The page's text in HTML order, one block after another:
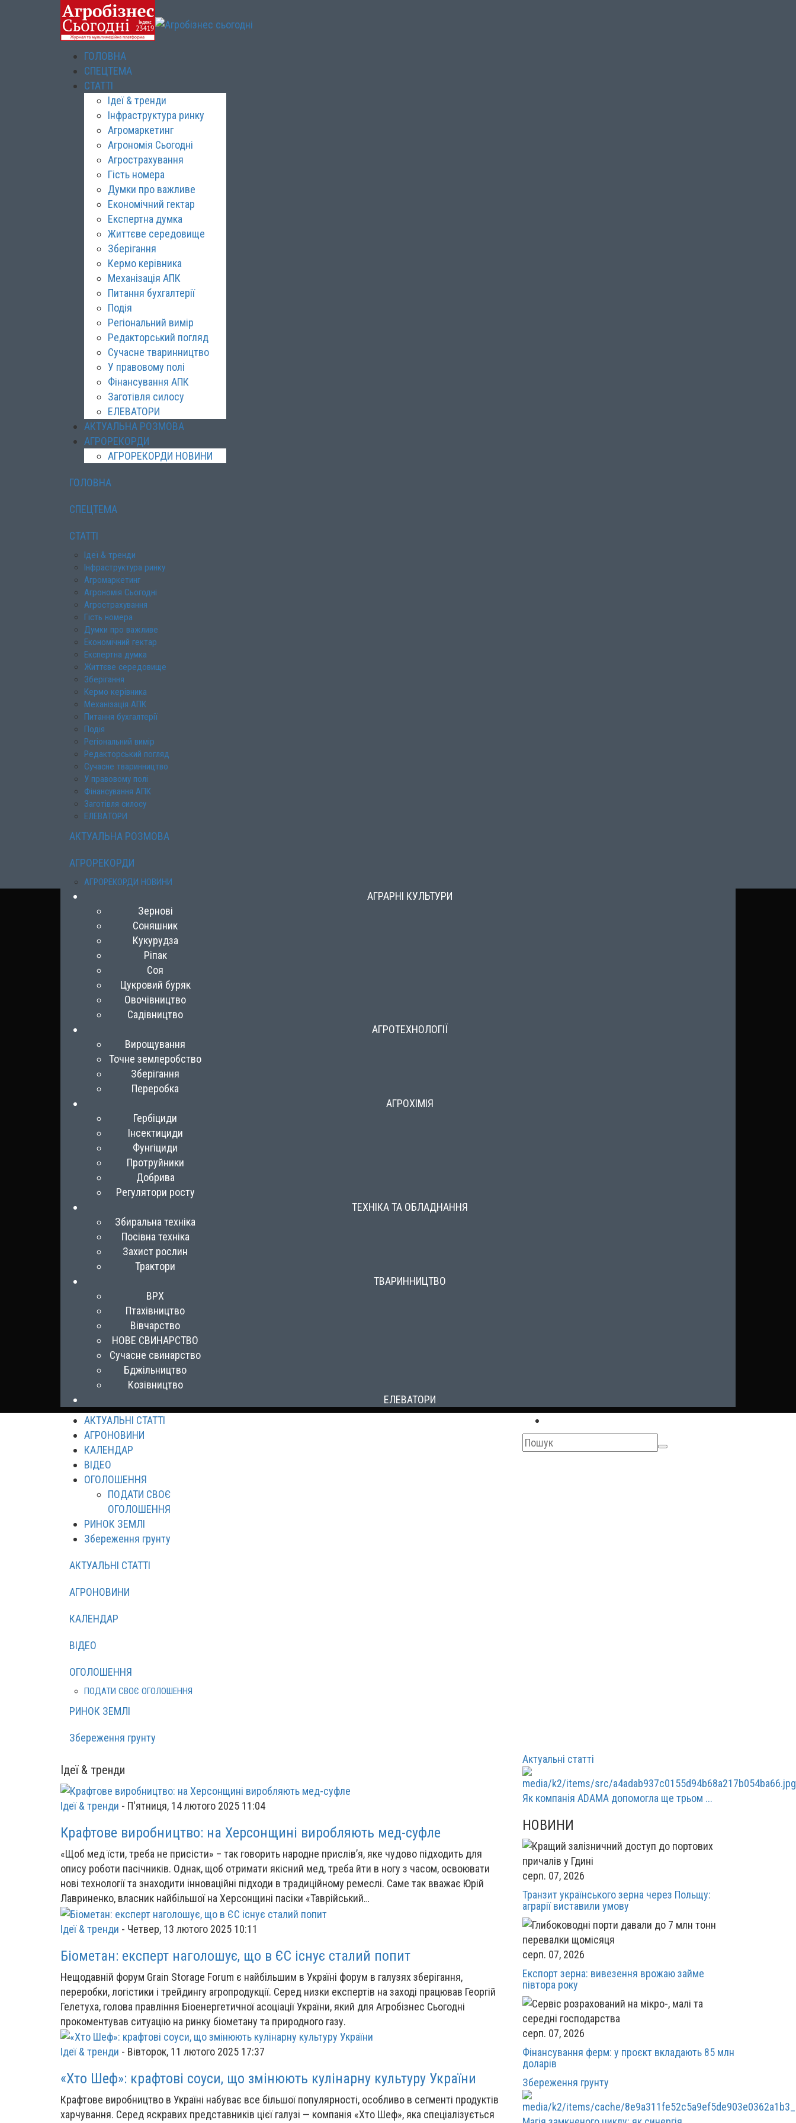
ГОЛОВНА
СПЕЦТЕМА
СТАТТІ
Ідеї & тренди
Інфраструктура ринку
Агромаркетинг
Агрономія Сьогодні
Агрострахування
Гість номера
Думки про важливе
Економічний гектар
Експертна думка
Життєве середовище
Зберігання
Кермо керівника
Механізація АПК
Питання бухгалтерії
Подія
Регіональний вимір
Редакторський погляд
Сучасне тваринництво
У правовому полі
Фінансування АПК
Заготівля силосу
ЕЛЕВАТОРИ
АКТУАЛЬНА РОЗМОВА
АГРОРЕКОРДИ
АГРОРЕКОРДИ НОВИНИ
ГОЛОВНА
СПЕЦТЕМА
СТАТТІ
Ідеї & тренди
Інфраструктура ринку
Агромаркетинг
Агрономія Сьогодні
Агрострахування
Гість номера
Думки про важливе
Економічний гектар
Експертна думка
Життєве середовище
Зберігання
Кермо керівника
Механізація АПК
Питання бухгалтерії
Подія
Регіональний вимір
Редакторський погляд
Сучасне тваринництво
У правовому полі
Фінансування АПК
Заготівля силосу
ЕЛЕВАТОРИ
АКТУАЛЬНА РОЗМОВА
АГРОРЕКОРДИ
АГРОРЕКОРДИ НОВИНИ
АГРАРНІ КУЛЬТУРИ
Зернові
Соняшник
Кукурудза
Ріпак
Соя
Цукровий буряк
Овочівництво
Садівництво
АГРОТЕХНОЛОГІЇ
Вирощування
Точне землеробство
Зберігання
Переробка
АГРОХІМІЯ
Гербіциди
Інсектициди
Фунгіциди
Протруйники
Добрива
Регулятори росту
ТЕХНІКА ТА ОБЛАДНАННЯ
Збиральна техніка
Посівна техніка
Захист рослин
Трактори
ТВАРИННИЦТВО
ВРХ
Птахівництво
Вівчарство
НОВЕ СВИНАРСТВО
Сучасне свинарство
Бджільництво
Козівництво
ЕЛЕВАТОРИ
АКТУАЛЬНІ СТАТТІ
АГРОНОВИНИ
КАЛЕНДАР
ВІДЕО
ОГОЛОШЕННЯ
ПОДАТИ СВОЄ
ОГОЛОШЕННЯ
РИНОК ЗЕМЛІ
Збереження грунту
АКТУАЛЬНІ СТАТТІ
АГРОНОВИНИ
КАЛЕНДАР
ВІДЕО
ОГОЛОШЕННЯ
ПОДАТИ СВОЄ ОГОЛОШЕННЯ
РИНОК ЗЕМЛІ
Збереження грунту
Ідеї & тренди
Ідеї & тренди - П'ятниця, 14 лютого 2025 11:04
Крафтове виробництво: на Херсонщині виробляють мед-суфле
«Щоб мед їсти, треба не присісти» – так говорить народне прислів’я, яке чудово підходить для
опису роботи пасічників. Однак, щоб отримати якісний мед, треба йти в ногу з часом, освоювати
нові технології та знаходити інноваційні підходи в традиційному ремеслі. Саме так вважає Юрій
Лавриненко, власник найбільшої на Херсонщині пасіки «Таврійський…
Ідеї & тренди - Четвер, 13 лютого 2025 10:11
Біометан: експерт наголошує, що в ЄС існує сталий попит
Нещодавній форум Grain Storage Forum є найбільшим в Україні форум в галузях зберігання,
переробки, логістики і трейдингу агропродукції. Серед низки експертів на заході працював Георгій
Гелетуха, голова правління Біоенергетичної асоціації України, який для Агробізнес Сьогодні
прокоментував ситуацію на ринку біометану та природного газу.
Ідеї & тренди - Вівторок, 11 лютого 2025 17:37
«Хто Шеф»: крафтові соуси, що змінюють кулінарну культуру України
Крафтове виробництво в Україні набуває все більшої популярності, особливо в сегменті продуктів
харчування. Серед яскравих представників цієї галузі — компанія «Хто Шеф», яка спеціалізується
Актуальні статті
Як компанія ADAMA допомогла ще трьом ...
НОВИНИ
серп. 07, 2026
Транзит українського зерна через Польщу:
аграрії виставили умову
серп. 07, 2026
Експорт зерна: вивезення врожаю займе
півтора року
серп. 07, 2026
Фінансування ферм: у проєкт вкладають 85 млн
доларів
Збереження грунту